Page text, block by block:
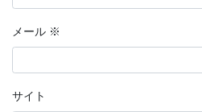
メール ※
サイト